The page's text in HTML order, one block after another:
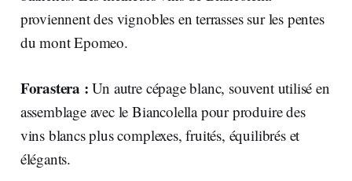
proviennent des vignobles en terrasses sur les pentes
du mont Epomeo.
Forastera : Un autre cépage blanc, souvent utilisé en
assemblage avec le Biancolella pour produire des
vins blancs plus complexes, fruités, équilibrés et
élégants.